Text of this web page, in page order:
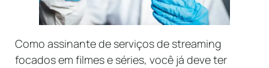
Como assinante de serviços de streaming
focados em filmes e séries, você já deve ter